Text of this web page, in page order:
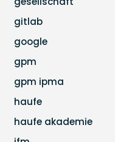
gitlab
google
gpm
gpm ipma
haufe
haufe akademie